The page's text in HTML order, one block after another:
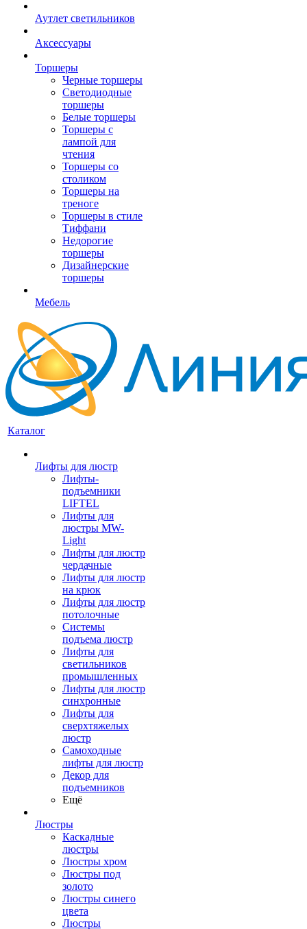
Аутлет светильников
Аксессуары
Торшеры
Черные торшеры
Светодиодные
торшеры
Белые торшеры
Торшеры с
лампой для
чтения
Торшеры со
столиком
Торшеры на
треноге
Торшеры в стиле
Тиффани
Недорогие
торшеры
Дизайнерские
торшеры
Мебель
Каталог
Лифты для люстр
Лифты-
подъемники
LIFTEL
Лифты для
люстры MW-
Light
Лифты для люстр
чердачные
Лифты для люстр
на крюк
Лифты для люстр
потолочные
Системы
подъема люстр
Лифты для
светильников
промышленных
Лифты для люстр
синхронные
Лифты для
сверхтяжелых
люстр
Самоходные
лифты для люстр
Декор для
подъемников
Ещё
Люстры
Каскадные
люстры
Люстры хром
Люстры под
золото
Люстры синего
цвета
Люстры